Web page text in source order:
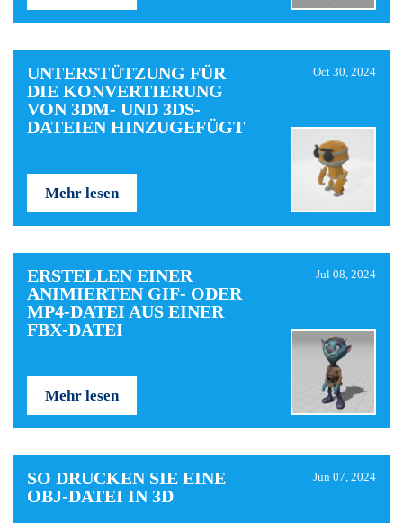
UNTERSTÜTZUNG FÜR
DIE KONVERTIERUNG
VON 3DM- UND 3DS-
DATEIEN HINZUGEFÜGT
Oct 30, 2024
Mehr lesen
ERSTELLEN EINER
ANIMIERTEN GIF- ODER
MP4-DATEI AUS EINER
FBX-DATEI
Jul 08, 2024
Mehr lesen
SO DRUCKEN SIE EINE
OBJ-DATEI IN 3D
Jun 07, 2024